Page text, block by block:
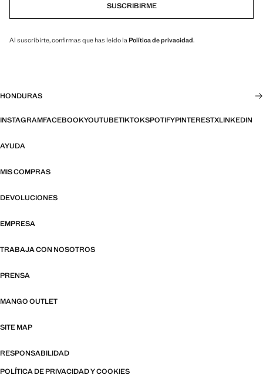
SUSCRIBIRME
Al suscribirte, confirmas que has leído la Política de privacidad.
HONDURAS
INSTAGRAMFACEBOOKYOUTUBETIKTOKSPOTIFYPINTERESTXLINKEDIN
AYUDA
MIS COMPRAS
DEVOLUCIONES
EMPRESA
TRABAJA CON NOSOTROS
PRENSA
MANGO OUTLET
SITE MAP
RESPONSABILIDAD
POLÍTICA DE PRIVACIDAD Y COOKIES